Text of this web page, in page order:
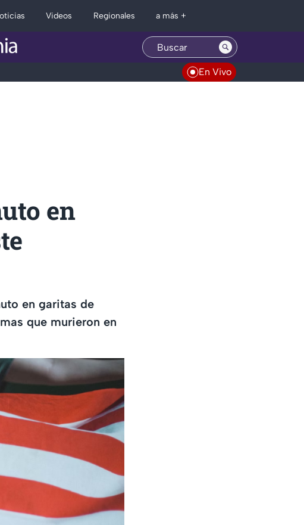
Videos Regionales a más +
En Vivo
en
en garitas de
que murieron en